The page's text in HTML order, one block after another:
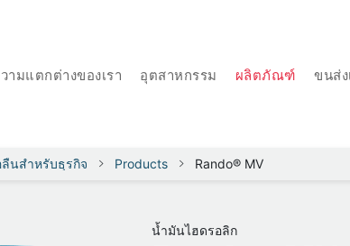
ามแตกต่างของเรา อุตสาหกรรม ผลิตภัณฑ์ ขนส่
นสำหรับธุรกิจ Products Rando® MV
น้ำมันไฮดรอลิก